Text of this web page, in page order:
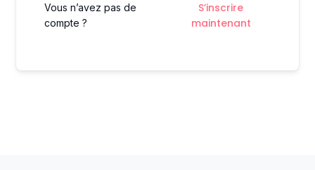
Vous n’avez pas de
compte ?
S’inscrire
maintenant